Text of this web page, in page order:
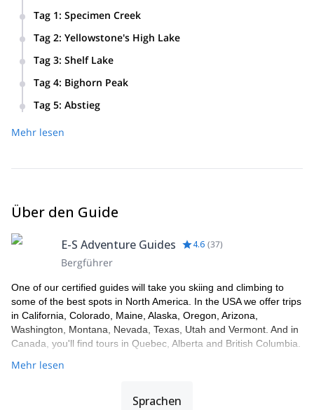
Tag 1: Specimen Creek
Specimen Creek.
Tag 2: Yellowstone's High Lake
Tag 3: Shelf Lake
Tag 4: Bighorn Peak
Tag 5: Abstieg
hinunter.
Mehr lesen
Über den Guide
E-S Adventure Guides 4.6 (37)
Bergführer
One of our certified guides will take you skiing and climbing to
some of the best spots in North America. In the USA we offer trips
in California, Colorado, Maine, Alaska, Oregon, Arizona,
Washington, Montana, Nevada, Texas, Utah and Vermont. And in
Canada, you'll find tours in Quebec, Alberta and British Columbia.
Mehr lesen
Sprachen